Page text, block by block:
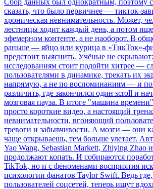
сказать, что было первичнее — тикток-
хроническая невнимательность. Может,
лестницы ходит каждый день, а потом
эфемерном контенте, а не наоборот. В
раньше — яйцо или курица в «ТикТок»-
предстоит выяснить. Учёные не
исследованиям стоит подойти хитрее —
пользователями в динамике, трекать их
напрямую, а не по воспоминаниям — и
различить, где закончился один scroll и
мозговая пауза. В итоге "машина
просто короткие видео, а настоящий
невнимательности, вгоняющий
тревоги и забывчивости. А мозги — они
чаще открываешь, тем больше улетает.
Yao Wang, Sebastian Markett, Zhiying Zhao
продолжают копать. И собираются
TikTok, но и с феноменами восприятия
психологии фанатов Taylor Swift. Ведь
пользователей соцсетей, теперь ищут